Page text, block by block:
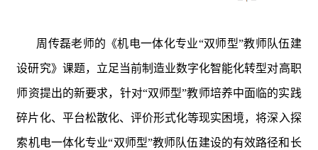
周传磊老师的 《机电一体化专业“双师型”教师队伍建
设研究》课题，立足当前制造业数字化智能化转型对高职
师资提出的新要求，针对“双师型”教师培养中面临的实践
碎片化、平台松散化、评价形式化等现实困境，将深入探
索机电一体化专业“双师型”教师队伍建设的有效路径和长